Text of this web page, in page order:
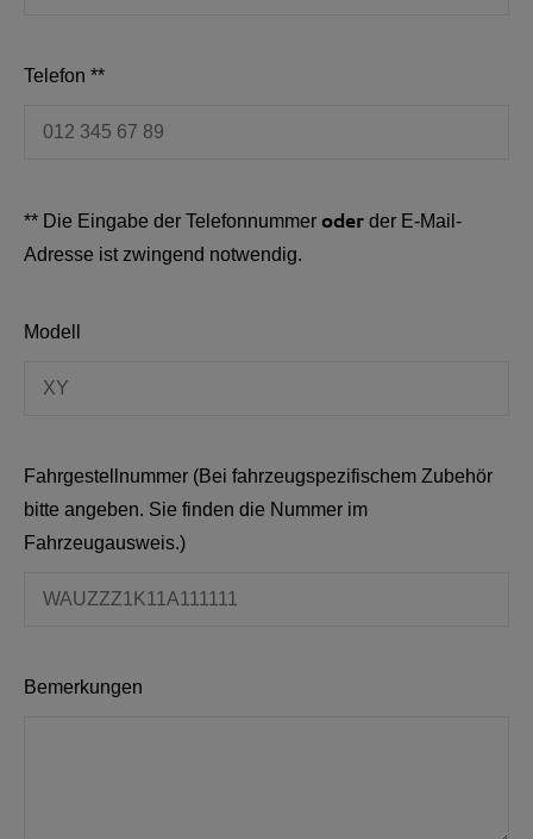
Telefon **
** Die Eingabe der Telefonnummer oder der E-Mail-
Adresse ist zwingend notwendig.
Modell
Fahrgestellnummer (Bei fahrzeugspezifischem Zubehör
bitte angeben. Sie finden die Nummer im
Fahrzeugausweis.)
Bemerkungen